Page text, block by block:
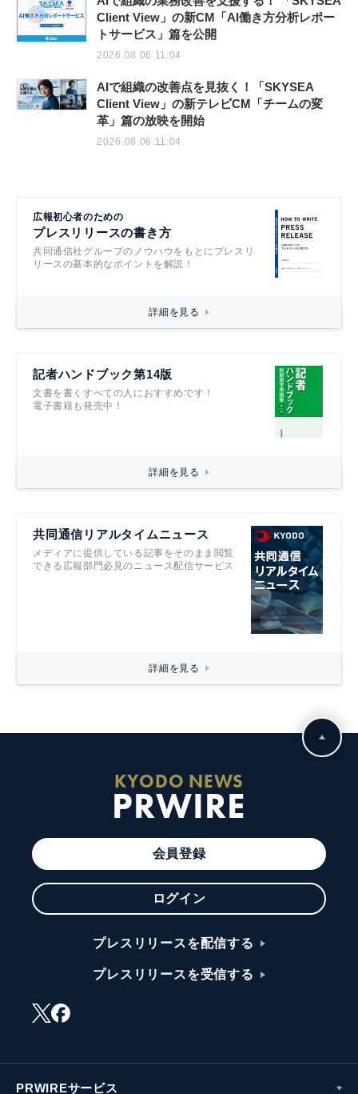
Client View」の新CM「AI働き方分析レポー
トサービス」篇を公開
2026.08.06 11:04
AIで組織の改善点を見抜く！「SKYSEA
Client View」の新テレビCM「チームの変
革」篇の放映を開始
2026.08.06 11:04
広報初心者のための
プレスリリースの書き方
共同通信社グループのノウハウをもとにプレスリ
リースの基本的なポイントを解説！
詳細を見る
記者ハンドブック第14版
文書を書くすべての人におすすめです！
電子書籍も発売中！
詳細を見る
共同通信リアルタイムニュース
メディアに提供している記事をそのまま閲覧
できる広報部門必見のニュース配信サービス
詳細を見る
KYODO NEWS
PRWIRE
会員登録
ログイン
プレスリリースを配信する
プレスリリースを受信する
PRWIREサービス